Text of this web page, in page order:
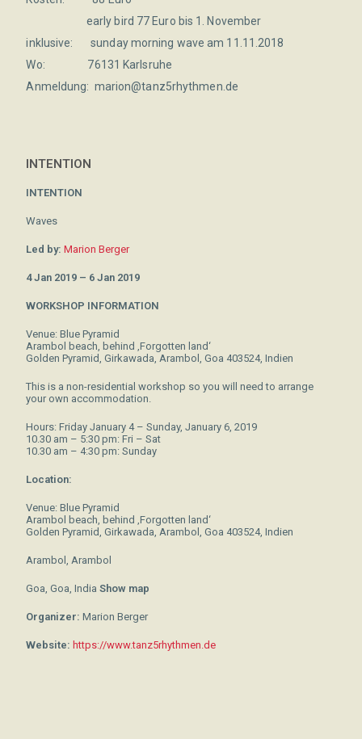
early bird 77 Euro bis 1. November
inklusive: sunday morning wave am 11.11.2018
Wo: 76131 Karlsruhe
Anmeldung: marion@tanz5rhythmen.de
INTENTION
INTENTION
Waves
Led by: Marion Berger
4 Jan 2019 – 6 Jan 2019
WORKSHOP INFORMATION
Venue: Blue Pyramid
Arambol beach, behind ‚Forgotten land‘
Golden Pyramid, Girkawada, Arambol, Goa 403524, Indien
This is a non-residential workshop so you will need to arrange
your own accommodation.
Hours: Friday January 4 – Sunday, January 6, 2019
10.30 am – 5:30 pm: Fri – Sat
10.30 am – 4:30 pm: Sunday
Location:
Venue: Blue Pyramid
Arambol beach, behind ‚Forgotten land‘
Golden Pyramid, Girkawada, Arambol, Goa 403524, Indien
Arambol, Arambol
Goa, Goa, IndiaShow map
Organizer: Marion Berger
Website: https://www.tanz5rhythmen.de